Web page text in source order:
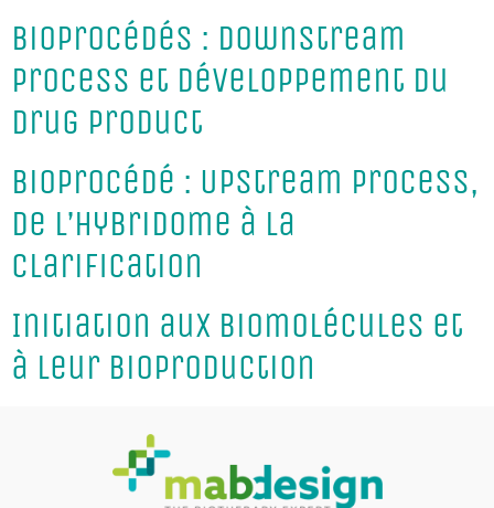
Bioprocédés : Downstream
process et développement du
Drug Product
Bioprocédé : Upstream Process,
de l’hybridome à la
clarification
Initiation aux biomolécules et
à leur bioproduction